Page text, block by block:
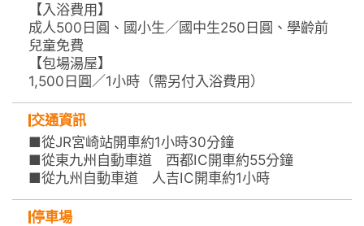
【入浴費用】
成人500日圓、國小生／國中生250日圓、學齡前
兒童免費
【包場湯屋】
1,500日圓／1小時（需另付入浴費用）
交通資訊
■從JR宮崎站開車約1小時30分鐘
■從東九州自動車道 西都IC開車約55分鐘
■從九州自動車道 人吉IC開車約1小時
停車場